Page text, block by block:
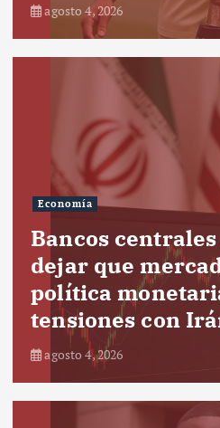
agosto 4, 2026
Economía
Bancos
dejar que
política
tensiones con
agosto 4, 2026